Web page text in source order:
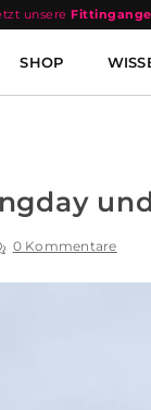
unsere
SHOP
0 Kommentare